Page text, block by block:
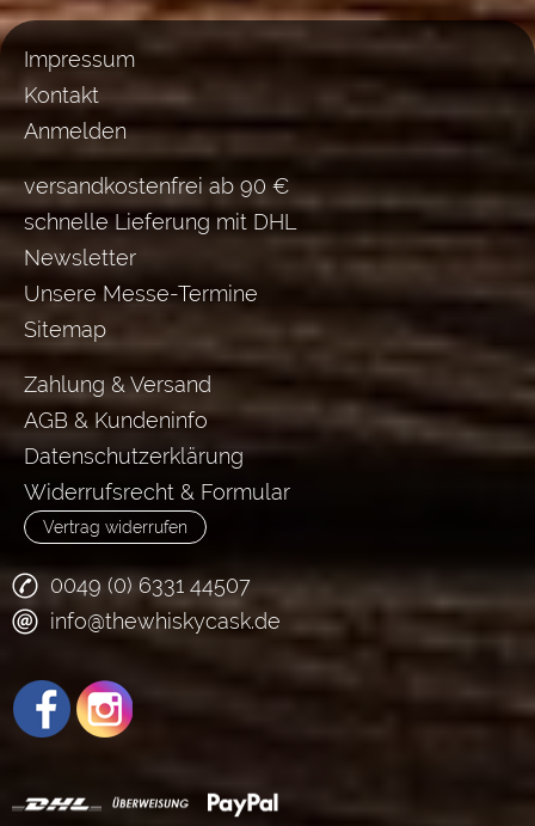
Impressum
Kontakt
Anmelden
versandkostenfrei ab 90 €
schnelle Lieferung mit DHL
Newsletter
Unsere Messe-Termine
Sitemap
Zahlung & Versand
AGB & Kundeninfo
Datenschutzerklärung
Widerrufsrecht & Formular
Vertrag widerrufen
0049 (0) 6331 44507
info@thewhiskycask.de